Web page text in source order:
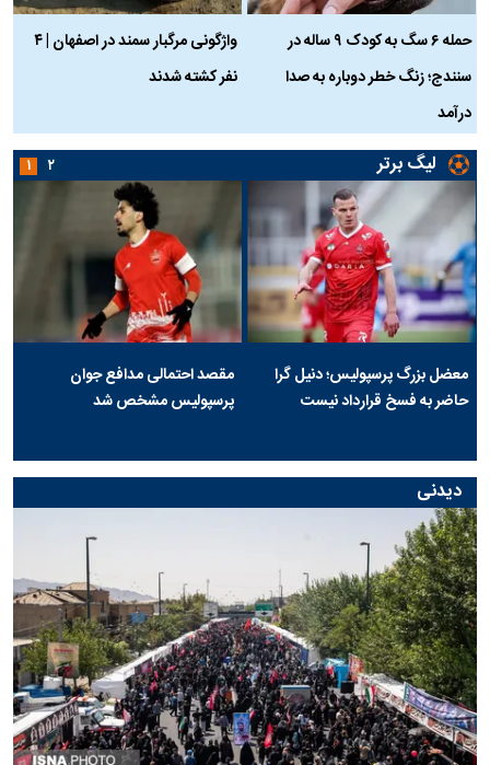
حمله ۶ سگ به کودک ۹ ساله در
سنندج؛ زنگ خطر دوباره به صدا
درآمد
واژگونی مرگبار سمند در اصفهان | ۴
نفر کشته شدند
لیگ برتر
معضل بزرگ پرسپولیس؛ دنیل گرا
حاضر به فسخ قرارداد نیست
مقصد احتمالی مدافع جوان
پرسپولیس مشخص شد
۱ ۲
دیدنی